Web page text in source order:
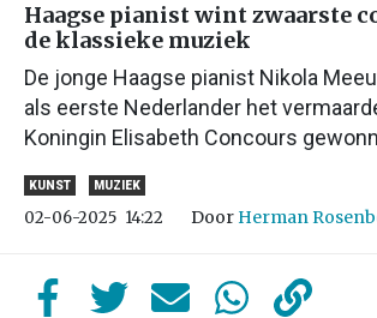
Haagse pianist wint zwaarste
de klassieke muziek
De jonge Haagse pianist Nikola
als eerste Nederlander het
Koningin Elisabeth Concours
KUNST MUZIEK
02-06-2025 14:22 Door Herman